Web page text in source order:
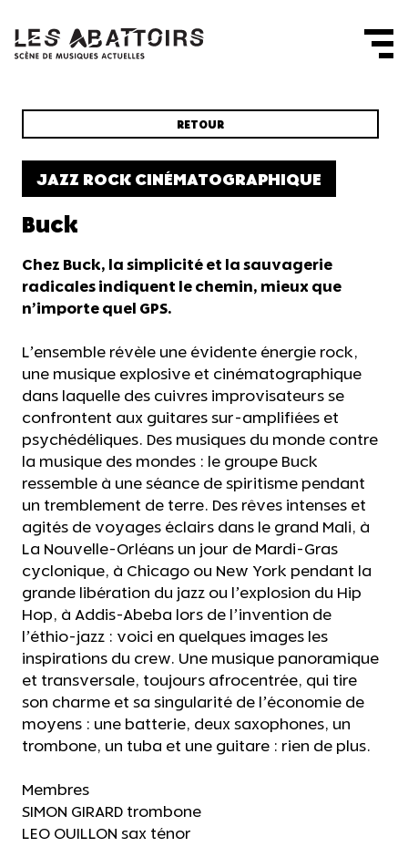
RETOUR
JAZZ ROCK CINÉMATOGRAPHIQUE
Buck
Chez Buck, la simplicité et la sauvagerie
radicales indiquent le chemin, mieux que
n’importe quel GPS.
L’ensemble révèle une évidente énergie rock,
une musique explosive et cinématographique
dans laquelle des cuivres improvisateurs se
confrontent aux guitares sur-amplifiées et
psychédéliques. Des musiques du monde contre
la musique des mondes : le groupe Buck
ressemble à une séance de spiritisme pendant
un tremblement de terre. Des rêves intenses et
agités de voyages éclairs dans le grand Mali, à
La Nouvelle-Orléans un jour de Mardi-Gras
cyclonique, à Chicago ou New York pendant la
grande libération du jazz ou l’explosion du Hip
Hop, à Addis-Abeba lors de l’invention de
l’éthio-jazz : voici en quelques images les
inspirations du crew. Une musique panoramique
et transversale, toujours afrocentrée, qui tire
son charme et sa singularité de l’économie de
moyens : une batterie, deux saxophones, un
trombone, un tuba et une guitare : rien de plus.
Membres
SIMON GIRARD trombone
LEO OUILLON sax ténor